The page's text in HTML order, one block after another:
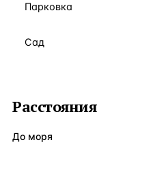
Парковка
Сад
Расстояния
До моря